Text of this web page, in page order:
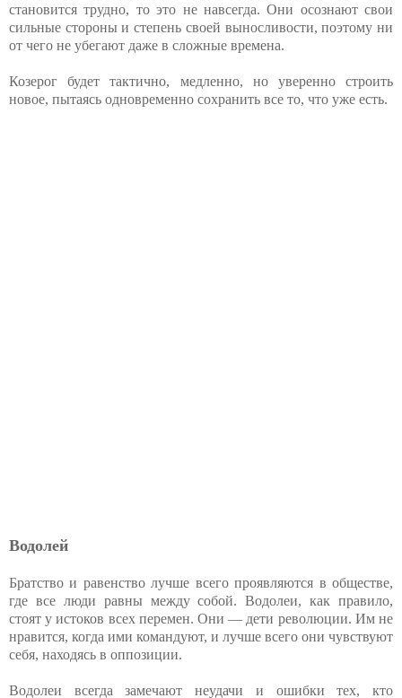
становится трудно, то это не навсегда. Они осознают свои
сильные стороны и степень своей выносливости, поэтому ни
от чего не убегают даже в сложные времена.
Козерог будет тактично, медленно, но уверенно строить
новое, пытаясь одновременно сохранить все то, что уже есть.
Водолей
Братство и равенство лучше всего проявляются в обществе,
где все люди равны между собой. Водолеи, как правило,
стоят у истоков всех перемен. Они — дети революции. Им не
нравится, когда ими командуют, и лучше всего они чувствуют
себя, находясь в оппозиции.
Водолеи всегда замечают неудачи и ошибки тех, кто